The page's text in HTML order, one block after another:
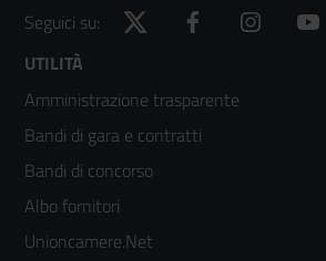
Seguici su:
Twitter Facebook Instagram
Footer
menù
colonna
2
UTILITÀ
Amministrazione trasparente
Bandi di gara e contratti
Bandi di concorso
Albo fornitori
Unioncamere.Net